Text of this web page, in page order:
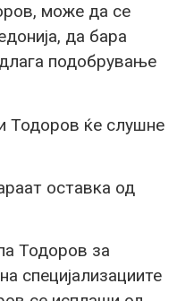
може да се
да бара
подобрување
Тодоров ќе слушне
оставка од
Тодоров за
специјализациите